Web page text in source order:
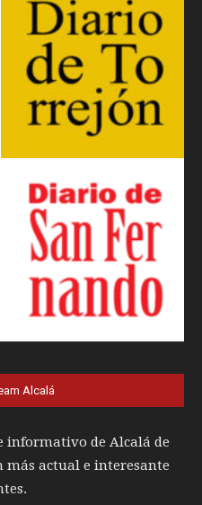
Alcalá
informativo de Alcalá de
más actual e interesante